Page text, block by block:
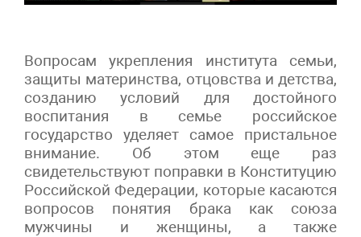
Вопросам укрепления института семьи,
защиты материнства, отцовства и детства,
созданию условий для достойного
воспитания в семье российское
государство уделяет самое пристальное
внимание. Об этом еще раз
свидетельствуют поправки в Конституцию
Российской Федерации, которые касаются
вопросов понятия брака как союза
мужчины и женщины, а также